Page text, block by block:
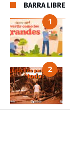
BARRA LIBRE